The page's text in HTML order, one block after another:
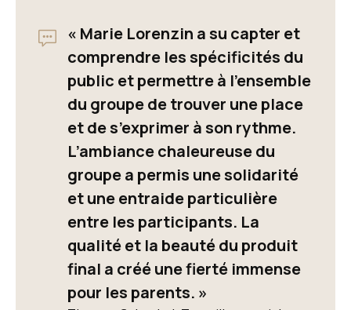
« Marie Lorenzin a su capter et
comprendre les spécificités du
public et permettre à l’ensemble
du groupe de trouver une place
et de s’exprimer à son rythme.
L’ambiance chaleureuse du
groupe a permis une solidarité
et une entraide particulière
entre les participants. La
qualité et la beauté du produit
final a créé une fierté immense
pour les parents. »